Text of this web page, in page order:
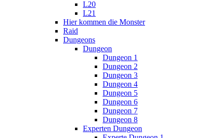
L20
L21
Hier kommen die Monster
Raid
Dungeons
Dungeon
Dungeon 1
Dungeon 2
Dungeon 3
Dungeon 4
Dungeon 5
Dungeon 6
Dungeon 7
Dungeon 8
Experten Dungeon